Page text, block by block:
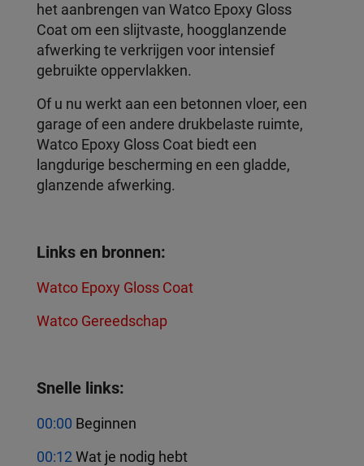
het aanbrengen van Watco Epoxy Gloss
Coat om een slijtvaste, hoogglanzende
afwerking te verkrijgen voor intensief
gebruikte oppervlakken.
Of u nu werkt aan een betonnen vloer, een
garage of een andere drukbelaste ruimte,
Watco Epoxy Gloss Coat biedt een
langdurige bescherming en een gladde,
glanzende afwerking.
Links en bronnen:
Watco Epoxy Gloss Coat
Watco Gereedschap
Snelle links:
00:00 Beginnen
00:12 Wat je nodig hebt